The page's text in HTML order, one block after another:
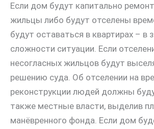
Если дом будут капитально
жильцы либо будут отселены
будут оставаться в квартирах – в
сложности ситуации. Если
несогласных жильцов будут
решению суда. Об отселении на
реконструкции людей должны
также местные власти, выделив
манёвренного фонда. Если дом